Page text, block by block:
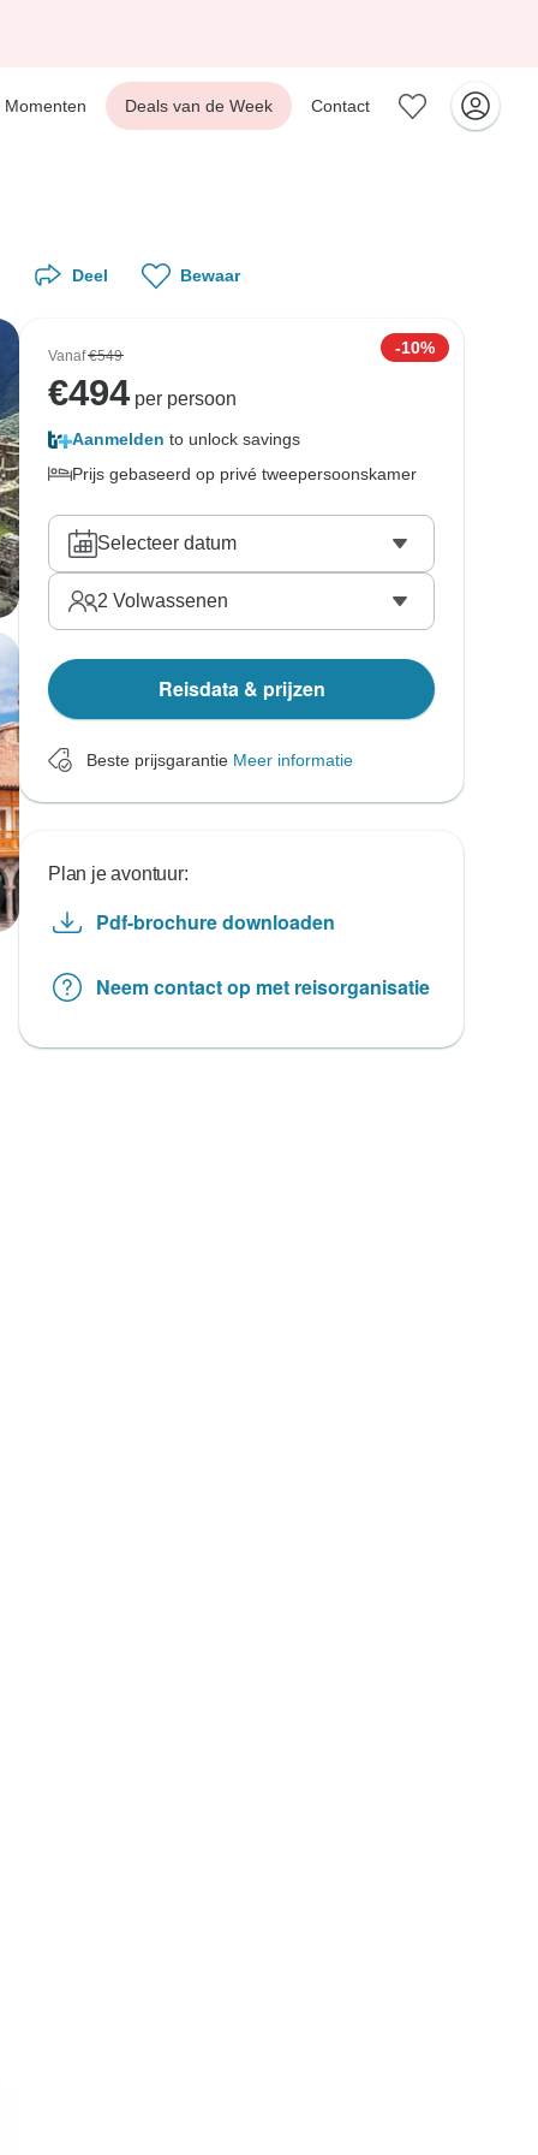
Momenten Deals van de Week Contact
Deel Bewaar
Vanaf€549 -10%
€494 per persoon
Aanmelden to unlock savings
Prijs gebaseerd op privé tweepersoonskamer
Selecteer datum
2 Volwassenen
Reisdata & prijzen
Beste prijsgarantie Meer informatie
Plan je avontuur:
Pdf-brochure downloaden
Neem contact op met reisorganisatie